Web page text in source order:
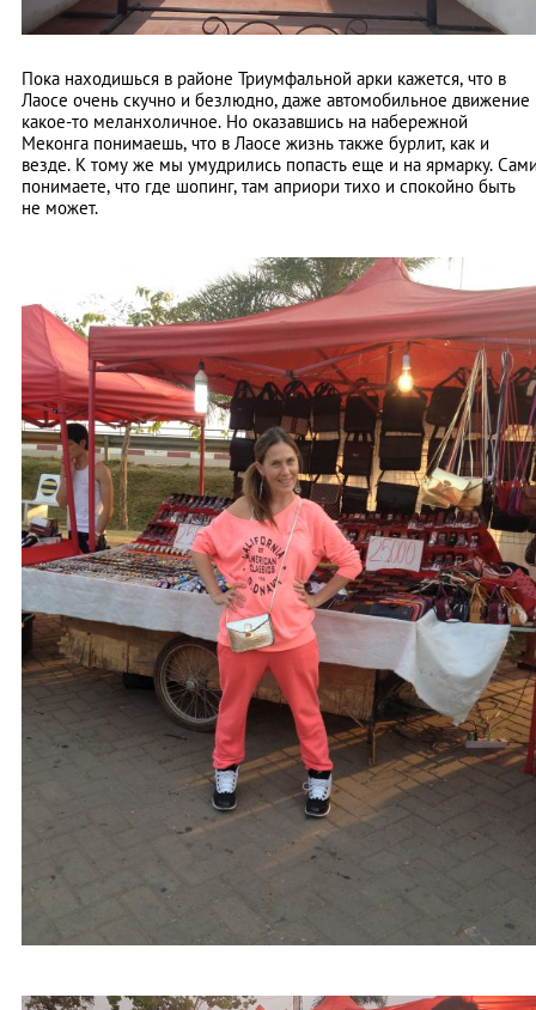
Пока находишься в районе Триумфальной арки кажется, что в
Лаосе очень скучно и безлюдно, даже автомобильное движение
какое-то меланхоличное. Но оказавшись на набережной
Меконга понимаешь, что в Лаосе жизнь также бурлит, как и
везде. К тому же мы умудрились попасть еще и на ярмарку.
понимаете, что где шопинг, там априори тихо и спокойно быть
не может.